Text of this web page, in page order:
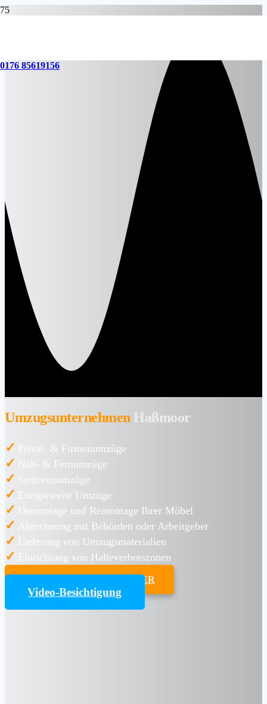
0176 85619156
Umzugsunternehmen Haßmoor
✓ Privat- & Firmenumzüge
✓ Nah- & Fernumzüge
✓ Seniorenumzüge
✓ Europaweite Umzüge
✓ Demontage und Remontage Ihrer Möbel
✓ Abrechnung mit Behörden oder Arbeitgeber
✓ Lieferung von Umzugsmaterialien
✓ Einrichtung von Halteverbotszonen
UMZUGSKOSTENRECHNER
Video-Besichtigung